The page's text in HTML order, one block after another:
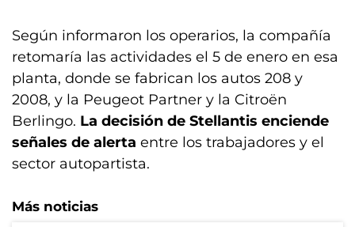
Según informaron los operarios, la compañía
retomaría las actividades el 5 de enero en esa
planta, donde se fabrican los autos 208 y
2008, y la Peugeot Partner y la Citroën
Berlingo. La decisión de Stellantis enciende
señales de alerta entre los trabajadores y el
sector autopartista.
Más noticias